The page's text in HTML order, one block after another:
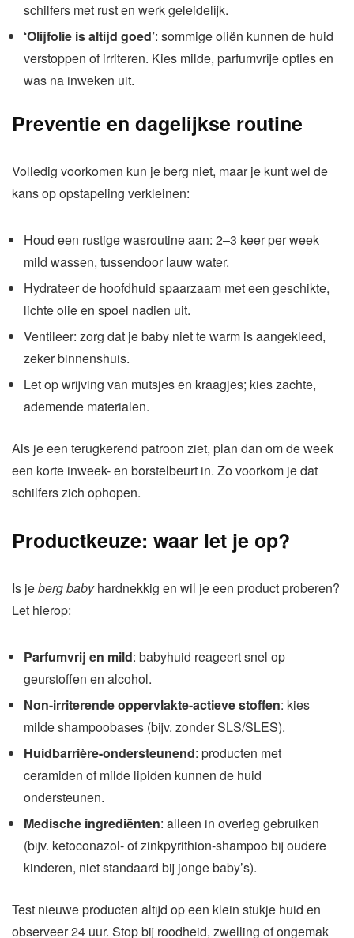
schilfers met rust en werk geleidelijk.
‘Olijfolie is altijd goed’: sommige oliën kunnen de huid
verstoppen of irriteren. Kies milde, parfumvrije opties en
was na inweken uit.
Preventie en dagelijkse routine
Volledig voorkomen kun je berg niet, maar je kunt wel de
kans op opstapeling verkleinen:
Houd een rustige wasroutine aan: 2–3 keer per week
mild wassen, tussendoor lauw water.
Hydrateer de hoofdhuid spaarzaam met een geschikte,
lichte olie en spoel nadien uit.
Ventileer: zorg dat je baby niet te warm is aangekleed,
zeker binnenshuis.
Let op wrijving van mutsjes en kraagjes; kies zachte,
ademende materialen.
Als je een terugkerend patroon ziet, plan dan om de week
een korte inweek- en borstelbeurt in. Zo voorkom je dat
schilfers zich ophopen.
Productkeuze: waar let je op?
Is jeberg babyhardnekkig en wil je een product proberen?
Let hierop:
Parfumvrij en mild: babyhuid reageert snel op
geurstoffen en alcohol.
Non-irriterende oppervlakte-actieve stoffen: kies
milde shampoobases (bijv. zonder SLS/SLES).
Huidbarrière-ondersteunend: producten met
ceramiden of milde lipiden kunnen de huid
ondersteunen.
Medische ingrediënten: alleen in overleg gebruiken
(bijv. ketoconazol- of zinkpyrithion-shampoo bij oudere
kinderen, niet standaard bij jonge baby’s).
Test nieuwe producten altijd op een klein stukje huid en
observeer 24 uur. Stop bij roodheid, zwelling of ongemak